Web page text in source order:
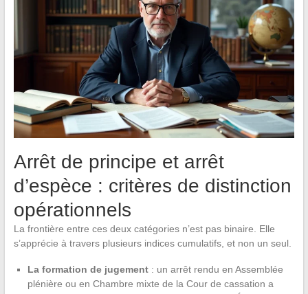
Arrêt de principe et arrêt
d’espèce : critères de distinction
opérationnels
La frontière entre ces deux catégories n’est pas binaire. Elle
s’apprécie à travers plusieurs indices cumulatifs, et non un seul.
La formation de jugement: un arrêt rendu en Assemblée
plénière ou en Chambre mixte de la Cour de cassation a